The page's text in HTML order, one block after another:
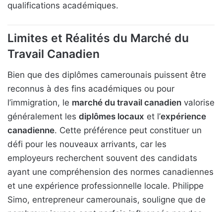
qualifications académiques.
Limites et Réalités du Marché du
Travail Canadien
Bien que des diplômes camerounais puissent être
reconnus à des fins académiques ou pour
l’immigration, le marché du travail canadien valorise
généralement les diplômes locaux et l’expérience
canadienne. Cette préférence peut constituer un
défi pour les nouveaux arrivants, car les
employeurs recherchent souvent des candidats
ayant une compréhension des normes canadiennes
et une expérience professionnelle locale. Philippe
Simo, entrepreneur camerounais, souligne que de